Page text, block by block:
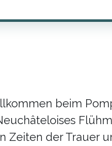
beim
Zeiten der Trauer